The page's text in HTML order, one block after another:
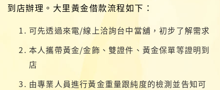
到店辦理。大里黃金借款流程如下：
可先透過來電/線上洽詢台中當舖，初步了解需求
本人攜帶黃金/金飾、雙證件、黃金保單等證明到
店
由專業人員進行黃金重量跟純度的檢測並告知可